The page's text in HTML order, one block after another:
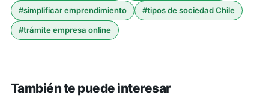
#simplificar emprendimiento #tipos de sociedad Chile
#trámite empresa online
También te puede interesar